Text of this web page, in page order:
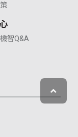
智Q&A